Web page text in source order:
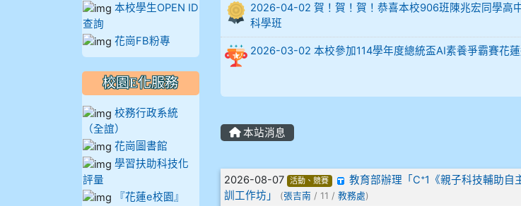
905鄭瑀安
906江彥臻
909林玉楓
2026-04-02 賀！賀！賀！恭喜本校906班陳兆宏同學高
科學班
2026-03-02 本校參加114學年度總統盃AI素養爭霸賽花
本站消息
文章列表
2026-08-07 活動、競賽
教育部辦理「C⁺1《親子科技輔助自
訓工作坊」
(張吉南 / 11 / 教務處)
本校學生OPEN ID
查詢
花崗FB粉專
校園E化服務
校務行政系統
（全誼）
花崗圖書館
學習扶助科技化
評量
『花蓮e校園』